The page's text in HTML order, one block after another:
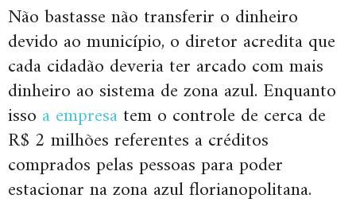
Não bastasse não transferir o dinheiro
devido ao município, o diretor acredita que
cada cidadão deveria ter arcado com mais
dinheiro ao sistema de zona azul. Enquanto
isso a empresatem o controle de cerca de
R$ 2 milhões referentes a créditos
comprados pelas pessoas para poder
estacionar na zona azul florianopolitana.